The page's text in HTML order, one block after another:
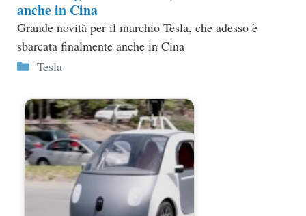
anche in Cina
Grande novità per il marchio Tesla, che adesso è
sbarcata finalmente anche in Cina
Categorie
Tesla